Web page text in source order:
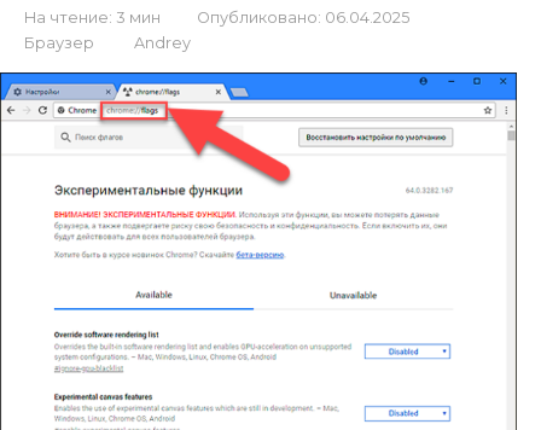
На чтение: 3 мин Опубликовано: 06.04.2025
Браузер
Andrey